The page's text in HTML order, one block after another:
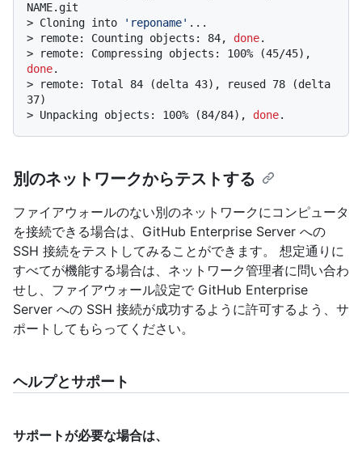
NAME.git
> Cloning into 'reponame' ...
>
remote: Counting objects: 84, done.
>
done.
>
remote: Total 84 (delta 43), reused 78 (delta
37)
> Unpacking objects: 100% (84/84), done.
別のネットワークからテストする
ファイアウォールのない別のネットワークにコンピュータ
を接続できる場合は、GitHub Enterprise Server への
SSH 接続をテストしてみることができます。 想定通りに
すべてが機能する場合は、ネットワーク管理者に問い合わ
せし、ファイアウォール設定で GitHub Enterprise
Server への SSH 接続が成功するように許可するよう、サ
ポートしてもらってください。
ヘルプとサポート
サポートが必要な場合は、